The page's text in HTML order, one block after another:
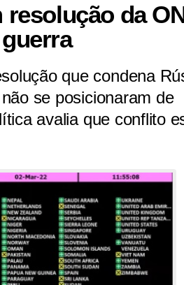
da
que condena
se posicionaram de
avalia que conflito